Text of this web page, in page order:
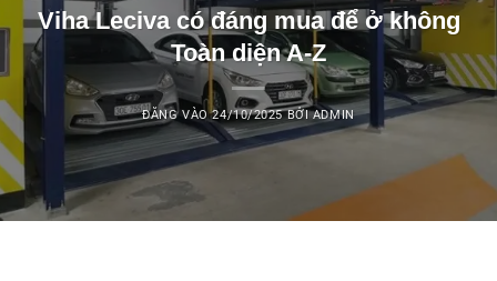
Viha Leciva có đáng mua để ở không
Toàn diện A-Z
ĐĂNG VÀO24/10/2025 BỞIADMIN